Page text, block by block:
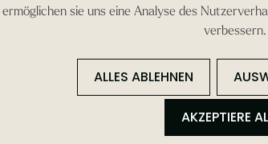
ermöglichen sie uns eine Analyse des
verbessern.
ALLES ABLEHNEN
AKZEPTIERE